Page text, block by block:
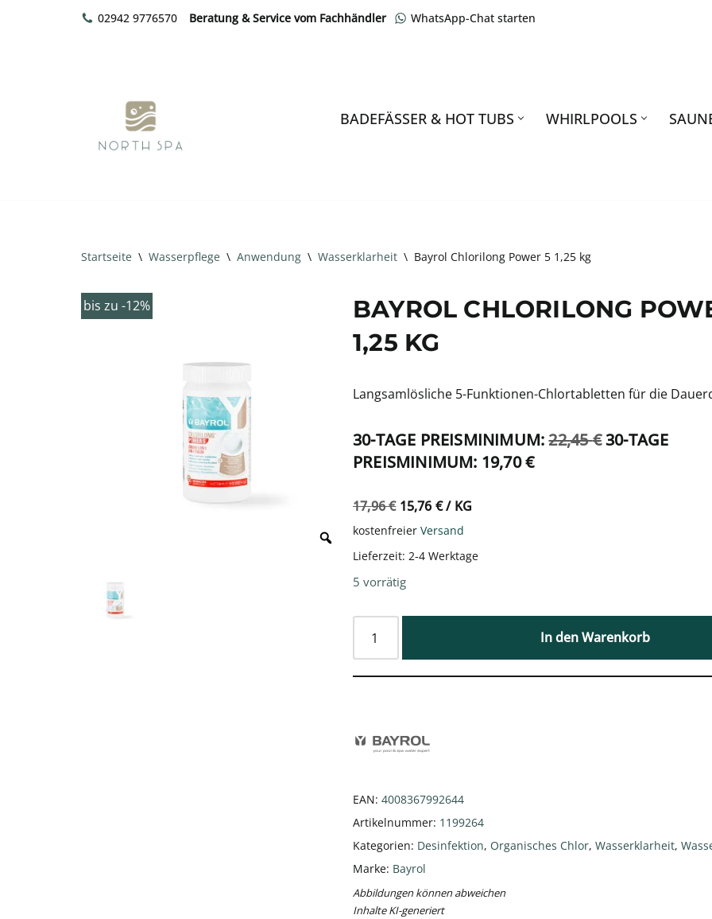
02942 9776570 Beratung & Service vom Fachhändler WhatsApp-Chat starten
BADEFÄSSER & HOT TUBS WHIRLPOOLS
Startseite \ Wasserpflege \ Anwendung \ Wasserklarheit \ Bayrol Chlorilong Power 5 1,25 kg
bis zu -12%
BAYROL CHLORILONG
1,25 KG
Langsamlösliche 5-Funktionen-Chlortabletten für die
30-TAGE PREISMINIMUM: 22,45€30-TAGE
PREISMINIMUM: 19,70€
17,96€ 15,76 €/ KG
kostenfreier Versand
Lieferzeit: 2-4 Werktage
5 vorrätig
In den Warenkorb
EAN: 4008367992644
Artikelnummer: 1199264
Kategorien: Desinfektion, Organisches Chlor, Wasserklarheit,
Marke: Bayrol
Abbildungen können abweichen
Inhalte KI-generiert